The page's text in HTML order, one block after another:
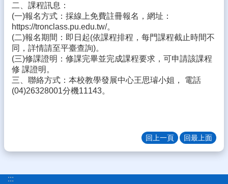
校
園
動
態
校
務
E
區
導
二、課程訊息：
(一)報名方式：採線上免費註冊報名，網址：
https://tronclass.pu.edu.tw/。
(二)報名期間：即日起(依課程排程，每門課程截止時間不
同，詳情請至平臺查詢)。
(三)修課證明：修課完畢並完成課程要求，可申請該課程
修 課證明。
三、聯絡方式：本校教學發展中心王思璿小姐， 電話
(04)26328001分機11143。
回上一頁 回最上面
:::